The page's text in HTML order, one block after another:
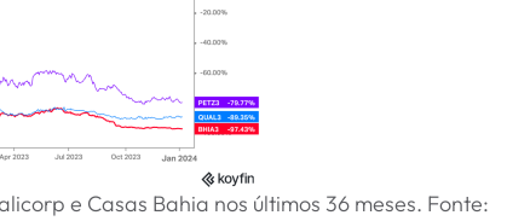
e Casas Bahia nos últimos 36 meses. Fonte: